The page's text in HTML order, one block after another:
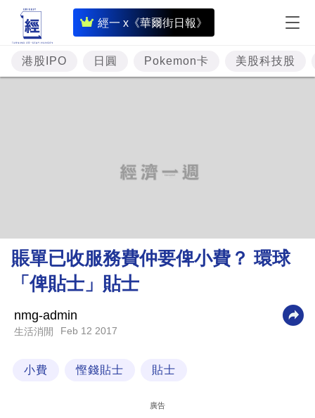
經一 x《華爾街日報》
即
時
財
經
理
財
商
科
港股IPO 日圓 Pokemon卡 美股科技股
賬單已收服務費仲要俾小費？ 環球
「俾貼士」貼士
nmg-admin
生活消閒 Feb 12 2017
小費 慳錢貼士 貼士
廣告